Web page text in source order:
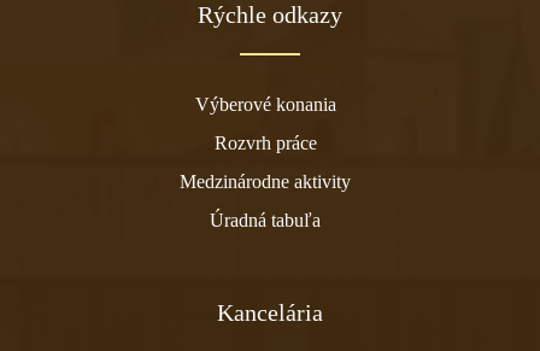
Rýchle odkazy
Výberové konania
Rozvrh práce
Medzinárodne aktivity
Úradná tabuľa
Kancelária